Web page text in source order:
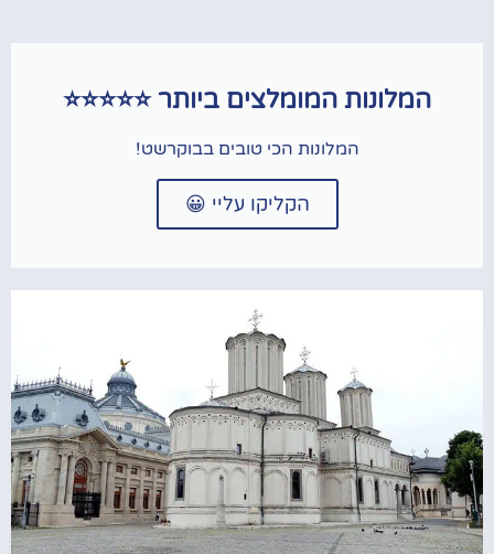
המלונות המומלצים ביותר ⭐⭐⭐⭐⭐
המלונות הכי טובים בבוקרשט!
הקליקו עליי 😀